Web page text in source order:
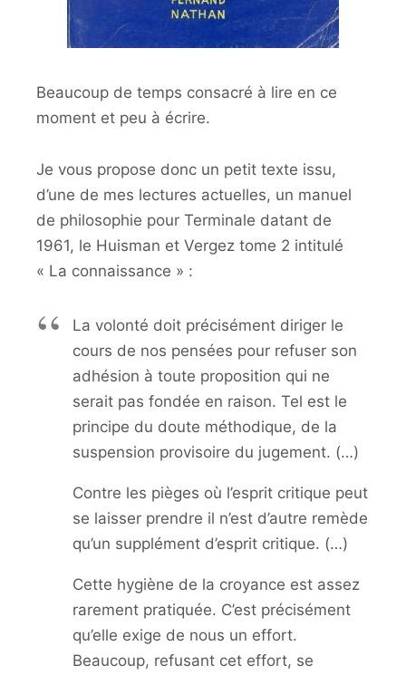
Beaucoup de temps consacré à lire en ce
moment et peu à écrire.
Je vous propose donc un petit texte issu,
d’une de mes lectures actuelles, un manuel
de philosophie pour Terminale datant de
1961, le Huisman et Vergez tome 2 intitulé
« La connaissance » :
La volonté doit précisément diriger le
cours de nos pensées pour refuser son
adhésion à toute proposition qui ne
serait pas fondée en raison. Tel est le
principe du doute méthodique, de la
suspension provisoire du jugement. (…)
Contre les pièges où l’esprit critique peut
se laisser prendre il n’est d’autre remède
qu’un supplément d’esprit critique. (…)
Cette hygiène de la croyance est assez
rarement pratiquée. C’est précisément
qu’elle exige de nous un effort.
Beaucoup, refusant cet effort, se